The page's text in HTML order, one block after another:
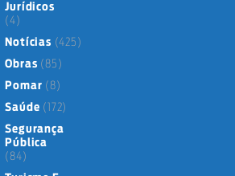
Jurídicos
(4)
Notícias (425)
Obras (85)
Pomar (8)
Saúde (172)
Segurança
Pública
(84)